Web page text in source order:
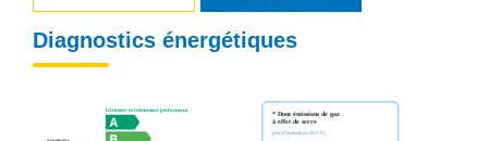
Diagnostics énergétiques